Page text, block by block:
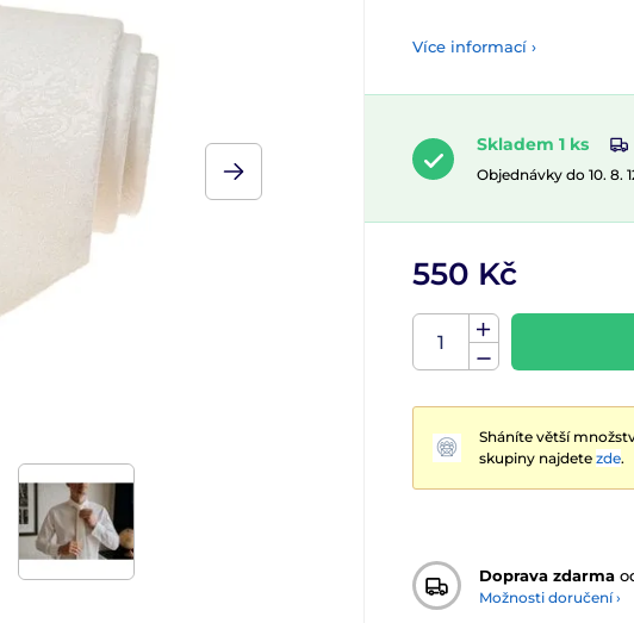
Více informací ›
Skladem 1 ks
Objednávky do 10. 8.
550 Kč
Sháníte větší
skupiny najdete zde.
Doprava zdarma
Možnosti doručení ›